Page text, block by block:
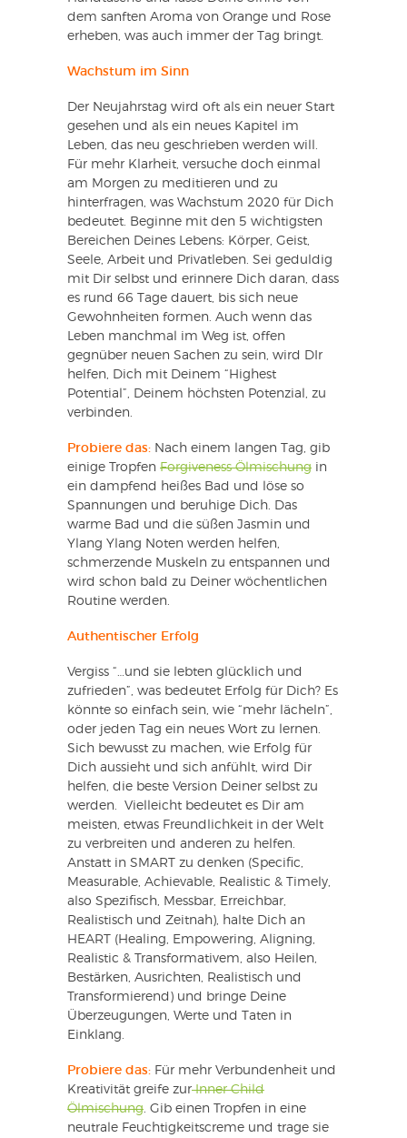
dem sanften Aroma von Orange und Rose
erheben, was auch immer der Tag bringt.
Wachstum im Sinn
Der Neujahrstag wird oft als ein neuer Start
gesehen und als ein neues Kapitel im
Leben, das neu geschrieben werden will.
Für mehr Klarheit, versuche doch einmal
am Morgen zu meditieren und zu
hinterfragen, was Wachstum 2020 für Dich
bedeutet. Beginne mit den 5 wichtigsten
Bereichen Deines Lebens: Körper, Geist,
Seele, Arbeit und Privatleben. Sei geduldig
mit Dir selbst und erinnere Dich daran, dass
es rund 66 Tage dauert, bis sich neue
Gewohnheiten formen. Auch wenn das
Leben manchmal im Weg ist, offen
gegnüber neuen Sachen zu sein, wird DIr
helfen, Dich mit Deinem “Highest
Potential”, Deinem höchsten Potenzial, zu
verbinden.
Probiere das: Nach einem langen Tag, gib
einige Tropfen Forgiveness Ölmischung in
ein dampfend heißes Bad und löse so
Spannungen und beruhige Dich. Das
warme Bad und die süßen Jasmin und
Ylang Ylang Noten werden helfen,
schmerzende Muskeln zu entspannen und
wird schon bald zu Deiner wöchentlichen
Routine werden.
Authentischer Erfolg
Vergiss “…und sie lebten glücklich und
zufrieden”, was bedeutet Erfolg für Dich? Es
könnte so einfach sein, wie “mehr lächeln”,
oder jeden Tag ein neues Wort zu lernen.
Sich bewusst zu machen, wie Erfolg für
Dich aussieht und sich anfühlt, wird Dir
helfen, die beste Version Deiner selbst zu
werden. Vielleicht bedeutet es Dir am
meisten, etwas Freundlichkeit in der Welt
zu verbreiten und anderen zu helfen.
Anstatt in SMART zu denken (Specific,
Measurable, Achievable, Realistic & Timely,
also Spezifisch, Messbar, Erreichbar,
Realistisch und Zeitnah), halte Dich an
HEART (Healing, Empowering, Aligning,
Realistic & Transformativem, also Heilen,
Bestärken, Ausrichten, Realistisch und
Transformierend) und bringe Deine
Überzeugungen, Werte und Taten in
Einklang.
Probiere das: Für mehr Verbundenheit und
Kreativität greife zurInner Child
Ölmischung . Gib einen Tropfen in eine
neutrale Feuchtigkeitscreme und trage sie